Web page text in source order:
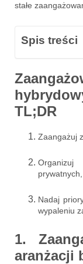
stałe
Spis treści
TL;DR
Zaangażuj
Nadaj
wypaleniu
1.
aranżacji